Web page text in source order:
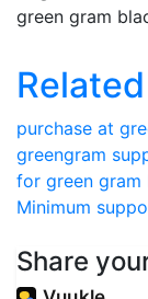
green gram
purchase at
greengram
for green gram
Minimum
Share